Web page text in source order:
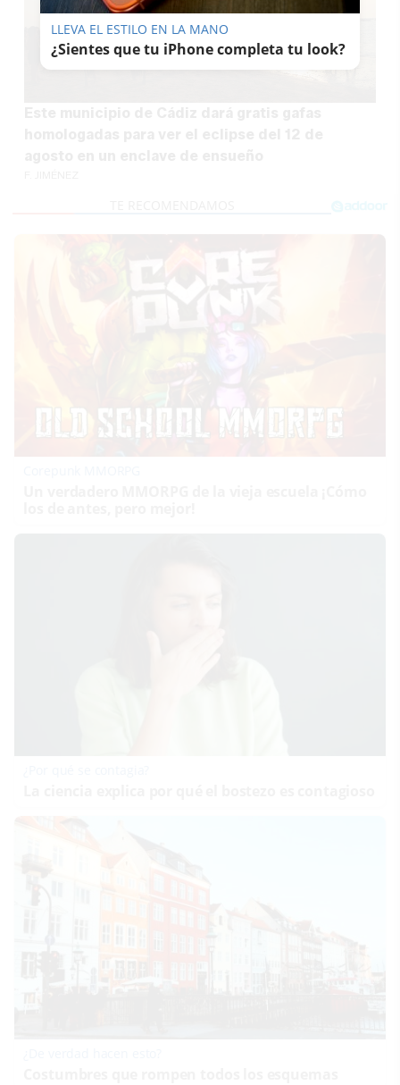
LLEVA EL ESTILO EN LA MANO
¿Sientes que tu iPhone completa tu look?